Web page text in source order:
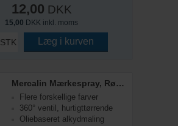
12,00 DKK
15,00 DKK inkl. moms
STK Læg i kurven
Mercalin Mærkespray, Rød Fluor, 500 ml
Flere forskellige farver
360° ventil, hurtigttørrende
Oliebaseret alkydmaling